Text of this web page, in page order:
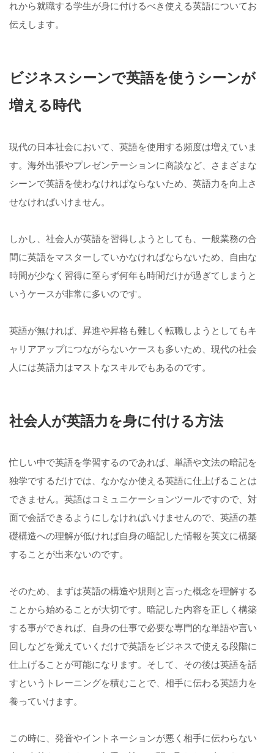
れから就職する学生が身に付けるべき使える英語についてお
伝えします。
ビジネスシーンで英語を使うシーンが
増える時代
現代の日本社会において、英語を使用する頻度は増えていま
す。海外出張やプレゼンテーションに商談など、さまざまな
シーンで英語を使わなければならないため、英語力を向上さ
せなければいけません。
しかし、社会人が英語を習得しようとしても、一般業務の合
間に英語をマスターしていかなければならないため、自由な
時間が少なく習得に至らず何年も時間だけが過ぎてしまうと
いうケースが非常に多いのです。
英語が無ければ、昇進や昇格も難しく転職しようとしてもキ
ャリアアップにつながらないケースも多いため、現代の社会
人には英語力はマストなスキルでもあるのです。
社会人が英語力を身に付ける方法
忙しい中で英語を学習するのであれば、単語や文法の暗記を
独学でするだけでは、なかなか使える英語に仕上げることは
できません。英語はコミュニケーションツールですので、対
面で会話できるようにしなければいけませんので、英語の基
礎構造への理解が低ければ自身の暗記した情報を英文に構築
することが出来ないのです。
そのため、まずは英語の構造や規則と言った概念を理解する
ことから始めることが大切です。暗記した内容を正しく構築
する事ができれば、自身の仕事で必要な専門的な単語や言い
回しなどを覚えていくだけで英語をビジネスで使える段階に
仕上げることが可能になります。そして、その後は英語を話
すというトレーニングを積むことで、相手に伝わる英語力を
養っていけます。
この時に、発音やイントネーションが悪く相手に伝わらない